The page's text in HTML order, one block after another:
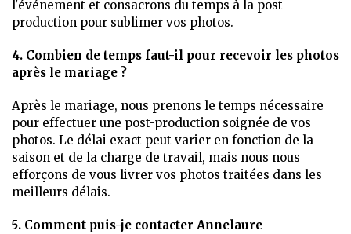
l'événement et consacrons du temps à la post-
production pour sublimer vos photos.
4. Combien de temps faut-il pour recevoir les photos
après le mariage ?
Après le mariage, nous prenons le temps nécessaire
pour effectuer une post-production soignée de vos
photos. Le délai exact peut varier en fonction de la
saison et de la charge de travail, mais nous nous
efforçons de vous livrer vos photos traitées dans les
meilleurs délais.
5. Comment puis-je contacter Annelaure